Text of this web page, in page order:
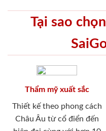
Tại sao
Thẩm mỹ xuất sắc
Thiết kế theo phong cách
Châu Âu từ cổ điển đến